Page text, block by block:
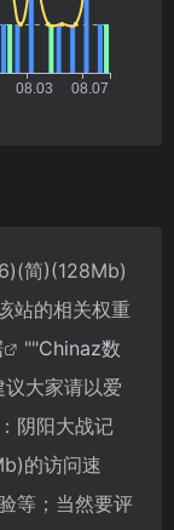
简)(128Mb)
站的相关权重
""Chinaz数
大家请以爱
阴阳大战记
的访问速
等；当然要评